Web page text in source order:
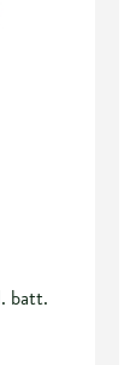
batt.